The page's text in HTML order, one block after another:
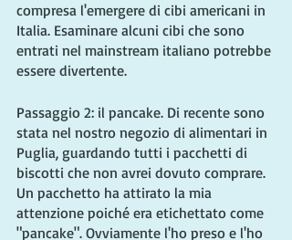
compresa l'emergere di cibi americani in
Italia. Esaminare alcuni cibi che sono
entrati nel mainstream italiano potrebbe
essere divertente.
Passaggio 2: il pancake. Di recente sono
stata nel nostro negozio di alimentari in
Puglia, guardando tutti i pacchetti di
biscotti che non avrei dovuto comprare.
Un pacchetto ha attirato la mia
attenzione poiché era etichettato come
"pancake". Ovviamente l'ho preso e l'ho